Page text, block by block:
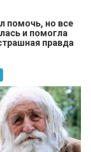
помочь, но все
и помогла
правда